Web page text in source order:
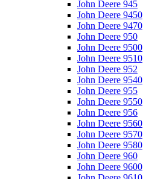
John Deere 945
John Deere 9450
John Deere 9470
John Deere 950
John Deere 9500
John Deere 9510
John Deere 952
John Deere 9540
John Deere 955
John Deere 9550
John Deere 956
John Deere 9560
John Deere 9570
John Deere 9580
John Deere 960
John Deere 9600